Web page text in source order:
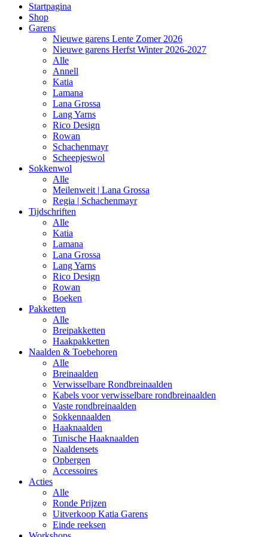
Startpagina
Shop
Garens
Nieuwe garens Lente Zomer 2026
Nieuwe garens Herfst Winter 2026-2027
Alle
Annell
Katia
Lamana
Lana Grossa
Lang Yarns
Rico Design
Rowan
Schachenmayr
Scheepjeswol
Sokkenwol
Alle
Meilenweit | Lana Grossa
Regia | Schachenmayr
Tijdschriften
Alle
Katia
Lamana
Lana Grossa
Lang Yarns
Rico Design
Rowan
Boeken
Pakketten
Alle
Breipakketten
Haakpakketten
Naalden & Toebehoren
Alle
Breinaalden
Verwisselbare Rondbreinaalden
Kabels voor verwisselbare rondbreinaalden
Vaste rondbreinaalden
Sokkennaalden
Haaknaalden
Tunische Haaknaalden
Naaldensets
Opbergen
Accessoires
Acties
Alle
Ronde Prijzen
Uitverkoop Katia Garens
Einde reeksen